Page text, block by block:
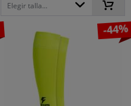
Elegir talla...
-44%